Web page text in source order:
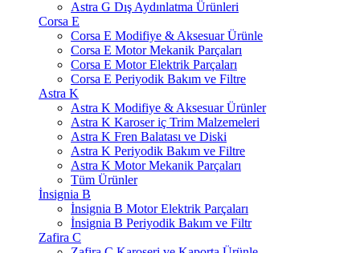
Astra G Dış Aydınlatma Ürünleri
Corsa E
Corsa E Modifiye & Aksesuar Ürünle
Corsa E Motor Mekanik Parçaları
Corsa E Motor Elektrik Parçaları
Corsa E Periyodik Bakım ve Filtre
Astra K
Astra K Modifiye & Aksesuar Ürünler
Astra K Karoser iç Trim Malzemeleri
Astra K Fren Balatası ve Diski
Astra K Periyodik Bakım ve Filtre
Astra K Motor Mekanik Parçaları
Tüm Ürünler
İnsignia B
İnsignia B Motor Elektrik Parçaları
İnsignia B Periyodik Bakım ve Filtr
Zafira C